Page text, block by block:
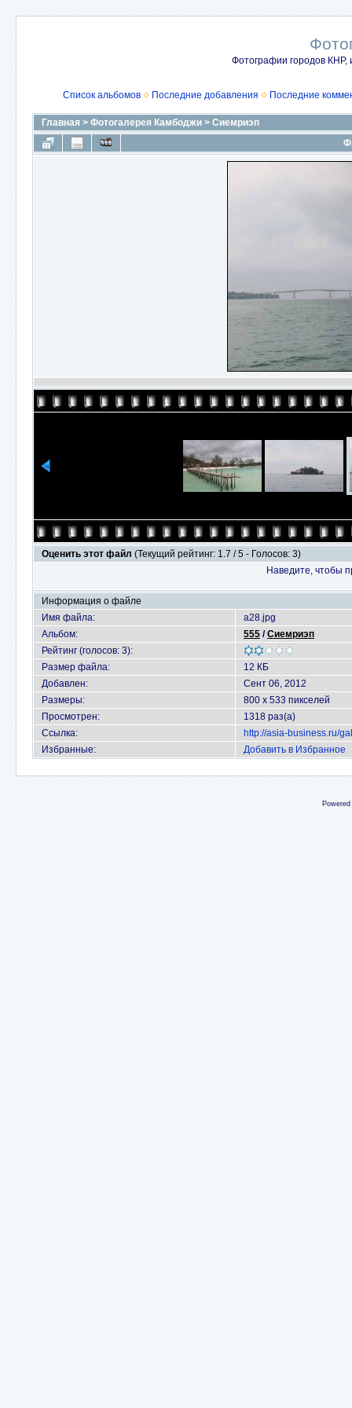
Фотографии городов КНР,
Список альбомов Последние добавления Последние
Главная > Фотогалерея Камбоджи > Сиемриэп
Оценить этот файл (Текущий рейтинг: 1.7 / 5 - Голосов: 3)
Наведите, чтобы
Информация о файле
Имя файла:
a28.jpg
Альбом:
555 /Сиемриэп
Рейтинг (голосов: 3):
Размер файла:
12 КБ
Добавлен:
Сент 06, 2012
Размеры:
800 x 533 пикселей
Просмотрен:
1318 раз(а)
Ссылка:
http://asia-business.ru/
Избранные:
Добавить в Избранное